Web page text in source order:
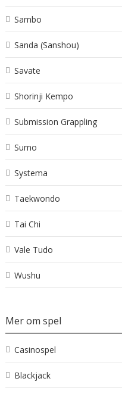
Sambo
Sanda (Sanshou)
Savate
Shorinji Kempo
Submission Grappling
Sumo
Systema
Taekwondo
Tai Chi
Vale Tudo
Wushu
Mer om spel
Casinospel
Blackjack